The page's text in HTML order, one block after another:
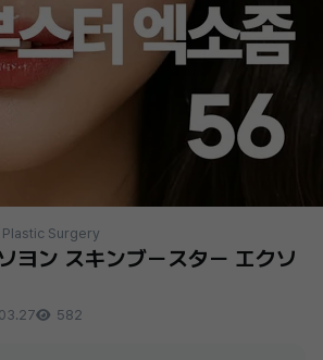
Surgery
ヨン スキンブースター エクソ
582